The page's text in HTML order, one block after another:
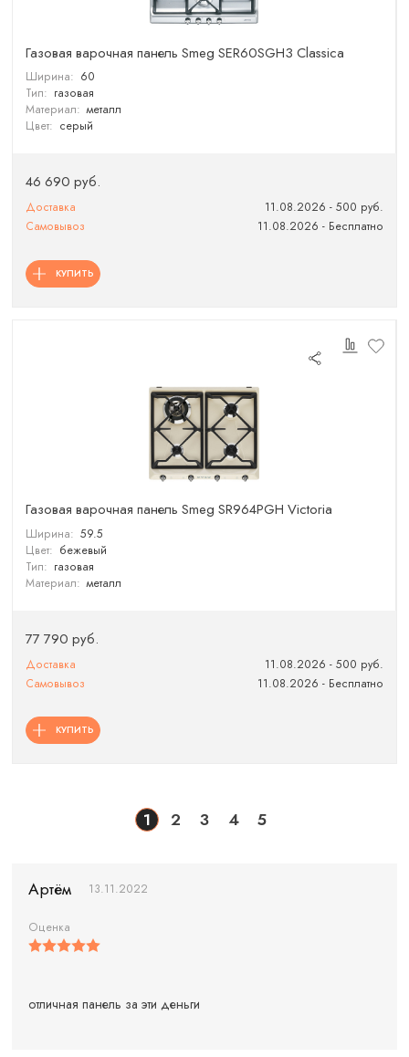
Газовая варочная панель Smeg SER60SGH3 Classica
Ширина: 60
Тип: газовая
Материал: металл
Цвет: серый
46 690 руб.
Доставка
11.08.2026 - 500 руб.
Самовывоз
11.08.2026 - Бесплатно
КУПИТЬ
Газовая варочная панель Smeg SR964PGH Victoria
Ширина: 59.5
Цвет: бежевый
Тип: газовая
Материал: металл
77 790 руб.
Доставка
11.08.2026 - 500 руб.
Самовывоз
11.08.2026 - Бесплатно
КУПИТЬ
1 2 3 4 5
Артём 13.11.2022
Оценка
отличная панель за эти деньги